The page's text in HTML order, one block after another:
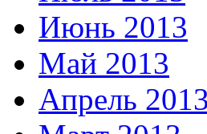
Июнь 2013
Май 2013
Апрель 2013